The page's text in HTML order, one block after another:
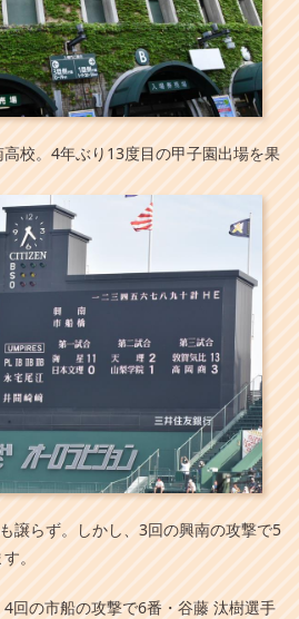
校。4年ぶり13度目の甲子園出場を果
譲らず。しかし、3回の興南の攻撃で5
。
回の市船の攻撃で6番・谷藤 汰樹選手